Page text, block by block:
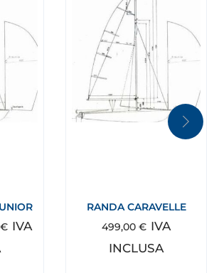
€ IVA
RANDA CARAVELLE
499,00 € IVA
INCLUSA